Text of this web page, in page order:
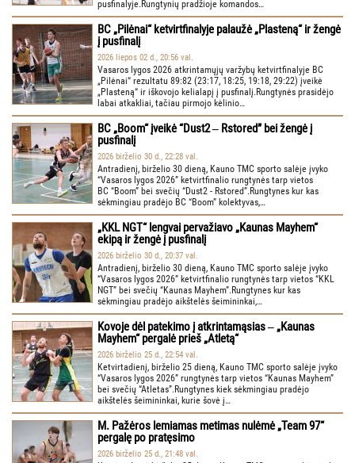
pusfinalyje.Rungtynių pradžioje komandos…
BC „Pilėnai“ ketvirtfinalyje palaužė „Plasteną“ ir žengė
į pusfinalį
2026 liepos 02 d., 20:56 val.
Vasaros lygos 2026 atkrintamųjų varžybų ketvirtfinalyje BC
„Pilėnai“ rezultatu 89:82 (23:17, 18:25, 19:18, 29:22) įveikė
„Plasteną“ ir iškovojo kelialapį į pusfinalį.Rungtynės prasidėjo
labai atkakliai, tačiau pirmojo kėlinio…
BC „Boom“ įveikė “Dust2 ‒ Rstored” bei žengė į
pusfinalį
2026 birželio 30 d., 22:28 val.
Antradienį, birželio 30 dieną, Kauno TMC sporto salėje įvyko
“Vasaros lygos 2026” ketvirtfinalio rungtynės tarp vietos
BC “Boom” bei svečių “Dust2 - Rstored”.Rungtynes kur kas
sėkmingiau pradėjo BC “Boom” kolektyvas,…
„KKL NGT“ lengvai pervažiavo „Kaunas Mayhem“
ekipą ir žengė į pusfinalį
2026 birželio 30 d., 20:37 val.
Antradienį, birželio 30 dieną, Kauno TMC sporto salėje įvyko
“Vasaros lygos 2026” ketvirtfinalio rungtynės tarp vietos “KKL
NGT” bei svečių “Kaunas Mayhem”.Rungtynes kur kas
sėkmingiau pradėjo aikštelės šeimininkai,…
Kovoje dėl patekimo į atkrintamąsias ‒ „Kaunas
Mayhem“ pergalė prieš „Atletą“
2026 birželio 25 d., 22:54 val.
Ketvirtadienį, birželio 25 dieną, Kauno TMC sporto salėje įvyko
“Vasaros lygos 2026” rungtynės tarp vietos “Kaunas Mayhem”
bei svečių “Atletas”.Rungtynes kiek sėkmingiau pradėjo
aikštelės šeimininkai, kurie šovė į…
M. Pažėros lemiamas metimas nulėmė „Team 97“
pergalę po pratęsimo
2026 birželio 25 d., 21:48 val.